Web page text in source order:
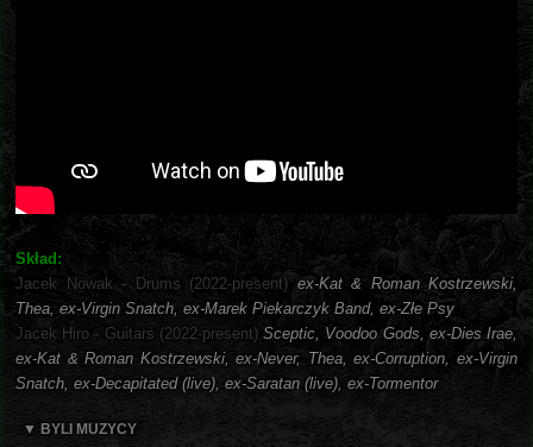
Skład:
Jacek Nowak - Drums (2022-present) ex-Kat & Roman Kostrzewski,
Thea, ex-Virgin Snatch, ex-Marek Piekarczyk Band, ex-Złe Psy
Jacek Hiro - Guitars (2022-present)Sceptic, Voodoo Gods, ex-Dies Irae,
ex-Kat & Roman Kostrzewski, ex-Never, Thea, ex-Corruption, ex-Virgin
Snatch, ex-Decapitated (live), ex-Saratan (live), ex-Tormentor
▼ BYLI MUZYCY